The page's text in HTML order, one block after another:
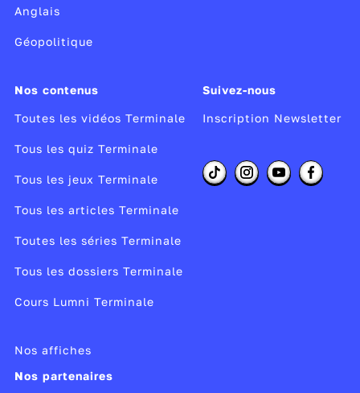
Anglais
Géopolitique
Nos contenus
Toutes les vidéos Terminale
Tous les quiz Terminale
Tous les jeux Terminale
Tous les articles Terminale
Toutes les séries Terminale
Tous les dossiers Terminale
Cours Lumni Terminale
Suivez-nous
Inscription Newsletter
Nos affiches
Nos partenaires